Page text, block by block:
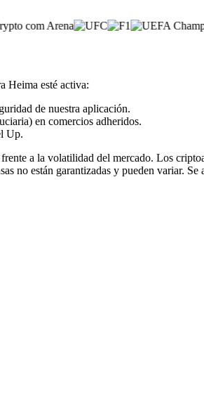
Heima esté activa:
de nuestra aplicación.
en comercios adheridos.
Up.
a la volatilidad del mercado. Los
no están garantizadas y pueden variar.